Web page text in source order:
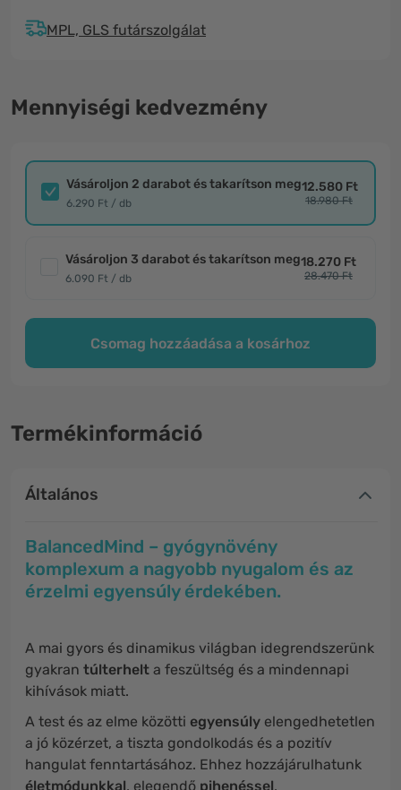
MPL, GLS futárszolgálat
Mennyiségi kedvezmény
Vásároljon 2 darabot és takarítson meg
6.290 Ft / db
12.580 Ft
18.980 Ft
Vásároljon 3 darabot és takarítson meg
6.090 Ft / db
18.270 Ft
28.470 Ft
Csomag hozzáadása a kosárhoz
Termékinformáció
Általános
BalancedMind – gyógynövény
komplexum a nagyobb nyugalom és az
érzelmi egyensúly érdekében.
A mai gyors és dinamikus világban idegrendszerünk
gyakran túlterhelt a feszültség és a mindennapi
kihívások miatt.
A test és az elme közötti egyensúly elengedhetetlen
a jó közérzet, a tiszta gondolkodás és a pozitív
hangulat fenntartásához. Ehhez hozzájárulhatunk
életmódunkkal, elegendő pihenéssel,